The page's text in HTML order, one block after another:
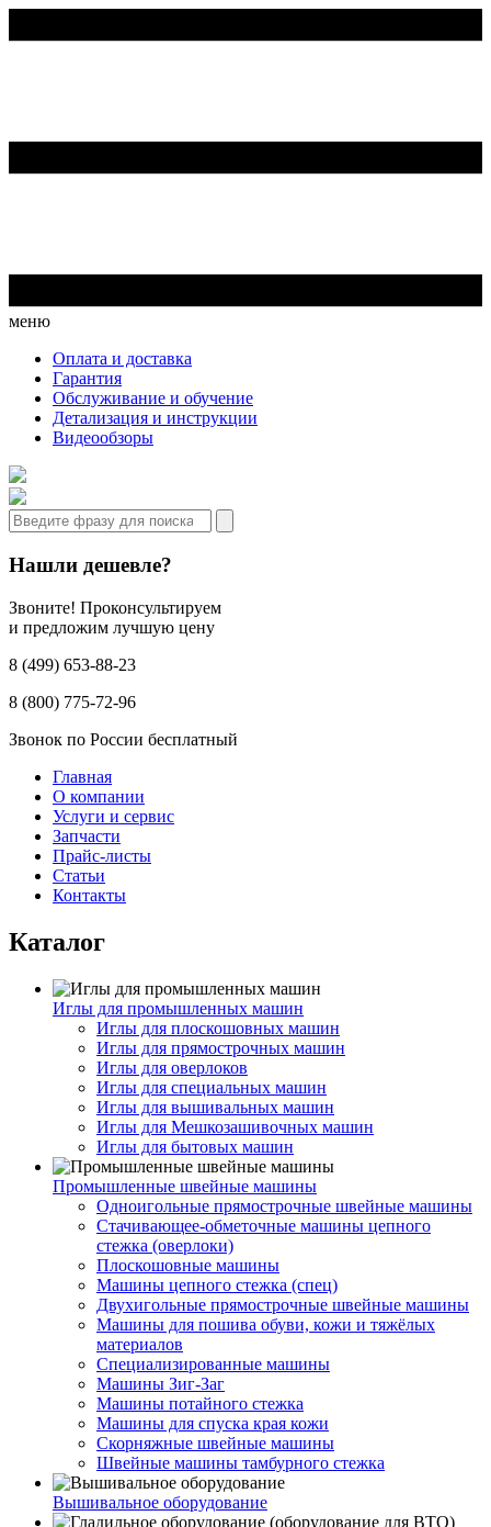
меню
Оплата и доставка
Гарантия
Обслуживание и обучение
Детализация и инструкции
Видеообзоры
Нашли дешевле?
Звоните! Проконсультируем
и предложим лучшую цену
8 (499) 653-88-23
8 (800) 775-72-96
Звонок по России бесплатный
Главная
О компании
Услуги и сервис
Запчасти
Прайс-листы
Статьи
Контакты
Каталог
Иглы для промышленных машин
Иглы для плоскошовных машин
Иглы для прямострочных машин
Иглы для оверлоков
Иглы для специальных машин
Иглы для вышивальных машин
Иглы для Мешкозашивочных машин
Иглы для бытовых машин
Промышленные швейные машины
Одноигольные прямострочные швейные машины
Стачивающее-обметочные машины цепного
стежка (оверлоки)
Плоскошовные машины
Машины цепного стежка (спец)
Двухигольные прямострочные швейные машины
Машины для пошива обуви, кожи и тяжёлых
материалов
Специализированные машины
Машины Зиг-Заг
Машины потайного стежка
Машины для спуска края кожи
Скорняжные швейные машины
Швейные машины тамбурного стежка
Вышивальное оборудование